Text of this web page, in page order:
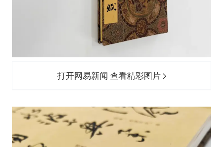
打开网易新闻 查看精彩图片